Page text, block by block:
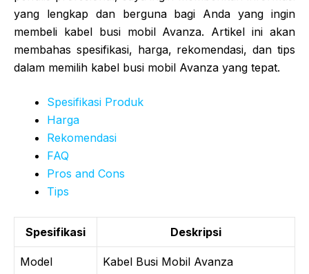
yang lengkap dan berguna bagi Anda yang ingin
membeli kabel busi mobil Avanza. Artikel ini akan
membahas spesifikasi, harga, rekomendasi, dan tips
dalam memilih kabel busi mobil Avanza yang tepat.
Spesifikasi Produk
Harga
Rekomendasi
FAQ
Pros and Cons
Tips
Spesifikasi Deskripsi
Model Kabel Busi Mobil Avanza